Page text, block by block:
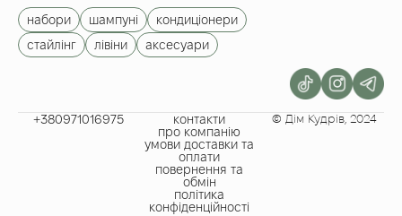
набори шампуні
кондиціонери
стайлінг
лівіни аксесуари
+380971016975​
контакти
про компанію
умови доставки та
оплати
повернення та
обмін
політика
конфіденційності
© Дім Кудрів, 2024